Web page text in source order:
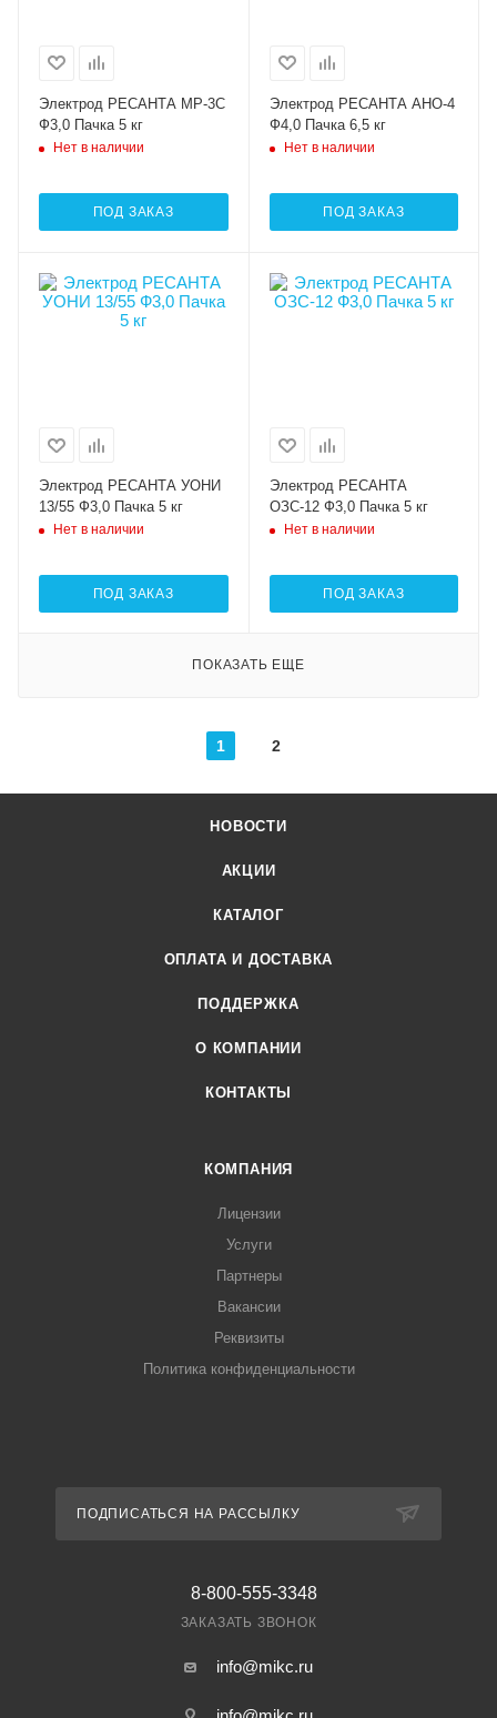
Электрод РЕСАНТА МР-3С
Ф3,0 Пачка 5 кг
Нет в наличии
ПОД ЗАКАЗ
Электрод РЕСАНТА АНО-4
Ф4,0 Пачка 6,5 кг
Нет в наличии
ПОД ЗАКАЗ
Электрод РЕСАНТА УОНИ
13/55 Ф3,0 Пачка 5 кг
Нет в наличии
ПОД ЗАКАЗ
Электрод РЕСАНТА
ОЗС-12 Ф3,0 Пачка 5 кг
Нет в наличии
ПОД ЗАКАЗ
ПОКАЗАТЬ ЕЩЕ
1 2
НОВОСТИ
АКЦИИ
КАТАЛОГ
ОПЛАТА И ДОСТАВКА
ПОДДЕРЖКА
О КОМПАНИИ
КОНТАКТЫ
КОМПАНИЯ
Лицензии
Услуги
Партнеры
Вакансии
Реквизиты
Политика конфиденциальности
ПОДПИСАТЬСЯ НА РАССЫЛКУ
8-800-555-3348
ЗАКАЗАТЬ ЗВОНОК
info@mikc.ru